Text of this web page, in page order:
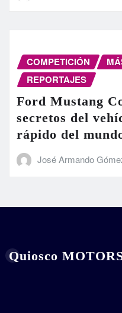
COMPETICIÓN
REPORTAJES
Ford Mustang
secretos del
rápido del
José Armando
Quiosco